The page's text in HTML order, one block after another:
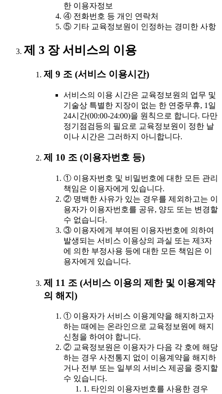
한 이용자정보
④ 전화번호 등 개인 연락처
⑤ 기타 교육정보원이 인정하는 경미한 사항
제 3 장 서비스의 이용
제 9 조 (서비스 이용시간)
서비스의 이용 시간은 교육정보원의 업무 및
기술상 특별한 지장이 없는 한 연중무휴, 1일
24시간(00:00-24:00)을 원칙으로 합니다. 다만
정기점검등의 필요로 교육정보원이 정한 날
이나 시간은 그러하지 아니합니다.
제 10 조 (이용자번호 등)
① 이용자번호 및 비밀번호에 대한 모든 관리
책임은 이용자에게 있습니다.
② 명백한 사유가 있는 경우를 제외하고는 이
용자가 이용자번호를 공유, 양도 또는 변경할
수 없습니다.
③ 이용자에게 부여된 이용자번호에 의하여
발생되는 서비스 이용상의 과실 또는 제3자
에 의한 부정사용 등에 대한 모든 책임은 이
용자에게 있습니다.
제 11 조 (서비스 이용의 제한 및 이용계약
의 해지)
① 이용자가 서비스 이용계약을 해지하고자
하는 때에는 온라인으로 교육정보원에 해지
신청을 하여야 합니다.
② 교육정보원은 이용자가 다음 각 호에 해당
하는 경우 사전통지 없이 이용계약을 해지하
거나 전부 또는 일부의 서비스 제공을 중지할
수 있습니다.
1. 타인의 이용자번호를 사용한 경우